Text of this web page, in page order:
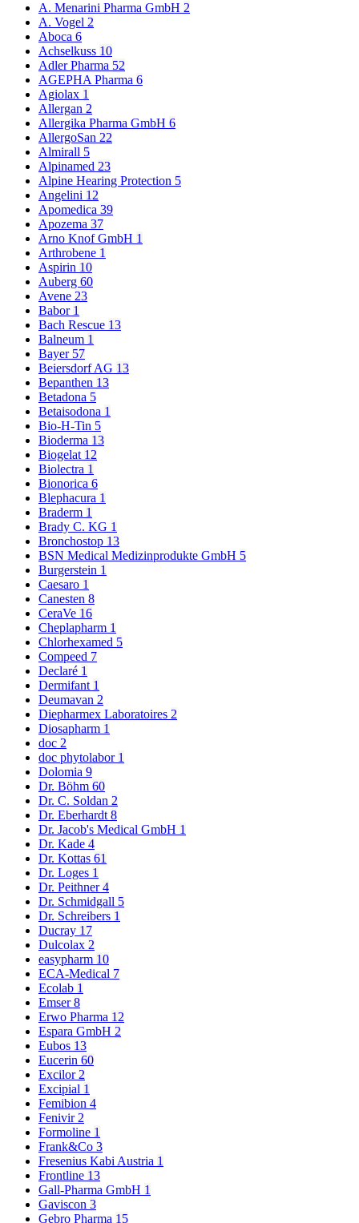
A. Menarini Pharma GmbH 2
A. Vogel 2
Aboca 6
Achselkuss 10
Adler Pharma 52
AGEPHA Pharma 6
Agiolax 1
Allergan 2
Allergika Pharma GmbH 6
AllergoSan 22
Almirall 5
Alpinamed 23
Alpine Hearing Protection 5
Angelini 12
Apomedica 39
Apozema 37
Arno Knof GmbH 1
Arthrobene 1
Aspirin 10
Auberg 60
Avene 23
Babor 1
Bach Rescue 13
Balneum 1
Bayer 57
Beiersdorf AG 13
Bepanthen 13
Betadona 5
Betaisodona 1
Bio-H-Tin 5
Bioderma 13
Biogelat 12
Biolectra 1
Bionorica 6
Blephacura 1
Braderm 1
Brady C. KG 1
Bronchostop 13
BSN Medical Medizinprodukte GmbH 5
Burgerstein 1
Caesaro 1
Canesten 8
CeraVe 16
Cheplapharm 1
Chlorhexamed 5
Compeed 7
Declaré 1
Dermifant 1
Deumavan 2
Diepharmex Laboratoires 2
Diosapharm 1
doc 2
doc phytolabor 1
Dolomia 9
Dr. Böhm 60
Dr. C. Soldan 2
Dr. Eberhardt 8
Dr. Jacob's Medical GmbH 1
Dr. Kade 4
Dr. Kottas 61
Dr. Loges 1
Dr. Peithner4
Dr. Schmidgall 5
Dr. Schreibers 1
Ducray 17
Dulcolax 2
easypharm 10
ECA-Medical 7
Ecolab 1
Emser8
Erwo Pharma 12
Espara GmbH 2
Eubos 13
Eucerin 60
Excilor 2
Excipial 1
Femibion 4
Fenivir 2
Formoline 1
Frank&Co 3
Fresenius Kabi Austria 1
Frontline 13
Gall-Pharma GmbH 1
Gaviscon 3
Gebro Pharma 15